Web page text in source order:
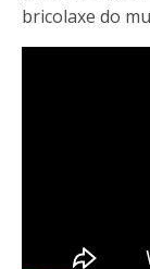
bricolaxe do